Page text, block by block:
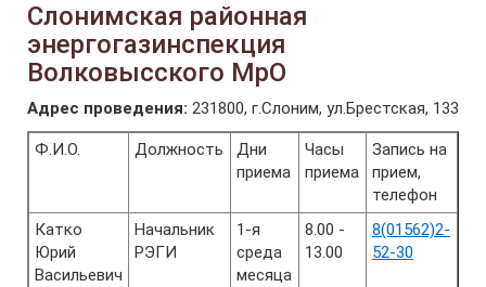
Слонимская районная
энергогазинспекция
Волковысского МрО
Адрес проведения: 231800, г.Слоним, ул.Брестская, 133
Ф.И.О. Должность
Дни
приема
Часы
приема
Запись на
прием,
телефон
Катко
Юрий
Васильевич
Начальник
РЭГИ
1-я
среда
месяца
8.00 -
13.00
8(01562)2-
52-30